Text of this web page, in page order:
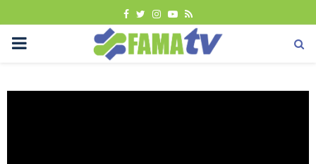
FACEBOOK
TWITTER
INSTAGRAM
YOUTUBE
RSS
PRIMARY